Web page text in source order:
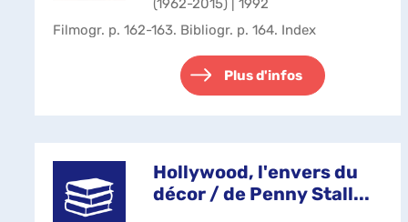
(1962-2015) | 1992
Filmogr. p. 162-163. Bibliogr. p. 164. Index
Plus d'infos
Hollywood, l'envers du
décor / de Penny Stall...